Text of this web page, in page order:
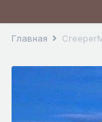
Главная